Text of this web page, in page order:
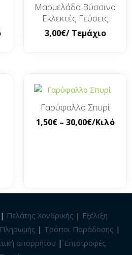
Μαρμελάδα Βύσσινο
Εκλεκτές Γεύσεις
3,00€/ Τεμάχιο
Γαρύφαλλο Σπυρί
1,50€ – 30,00€/Κιλό
| Πελάτης Χονδρικής | Εξέλιξη
| Τρόποι Παράδοσης |
απορρήτου | Επιστροφές